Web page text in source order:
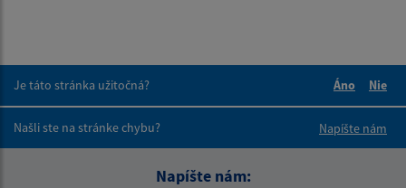
Je táto stránka užitočná?
Áno
Nie
Našli ste na stránke chybu?
Napíšte nám
Napíšte nám: